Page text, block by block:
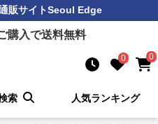
販サイトSeoul Edge
購入で送料無料
0 0
索 人気ランキング